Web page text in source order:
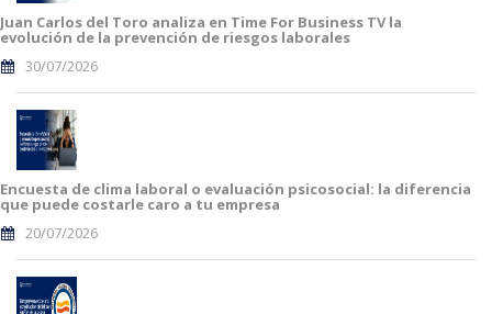
Juan Carlos del Toro analiza en Time For Business TV la
evolución de la prevención de riesgos laborales
30/07/2026
Encuesta de clima laboral o evaluación psicosocial: la diferencia
que puede costarle caro a tu empresa
20/07/2026